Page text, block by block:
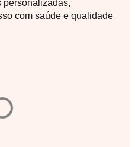
personalizadas,
com saúde e qualidade